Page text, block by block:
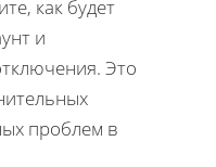
как будет
и
Это
проблем в